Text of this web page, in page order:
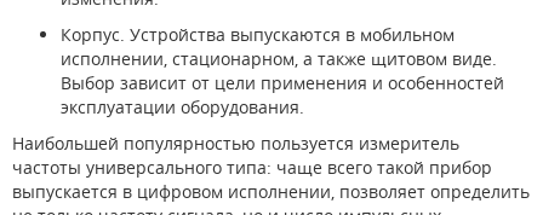
Корпус. Устройства выпускаются в мобильном
исполнении, стационарном, а также щитовом виде.
Выбор зависит от цели применения и особенностей
эксплуатации оборудования.
Наибольшей популярностью пользуется измеритель
частоты универсального типа: чаще всего такой прибор
выпускается в цифровом исполнении, позволяет определить